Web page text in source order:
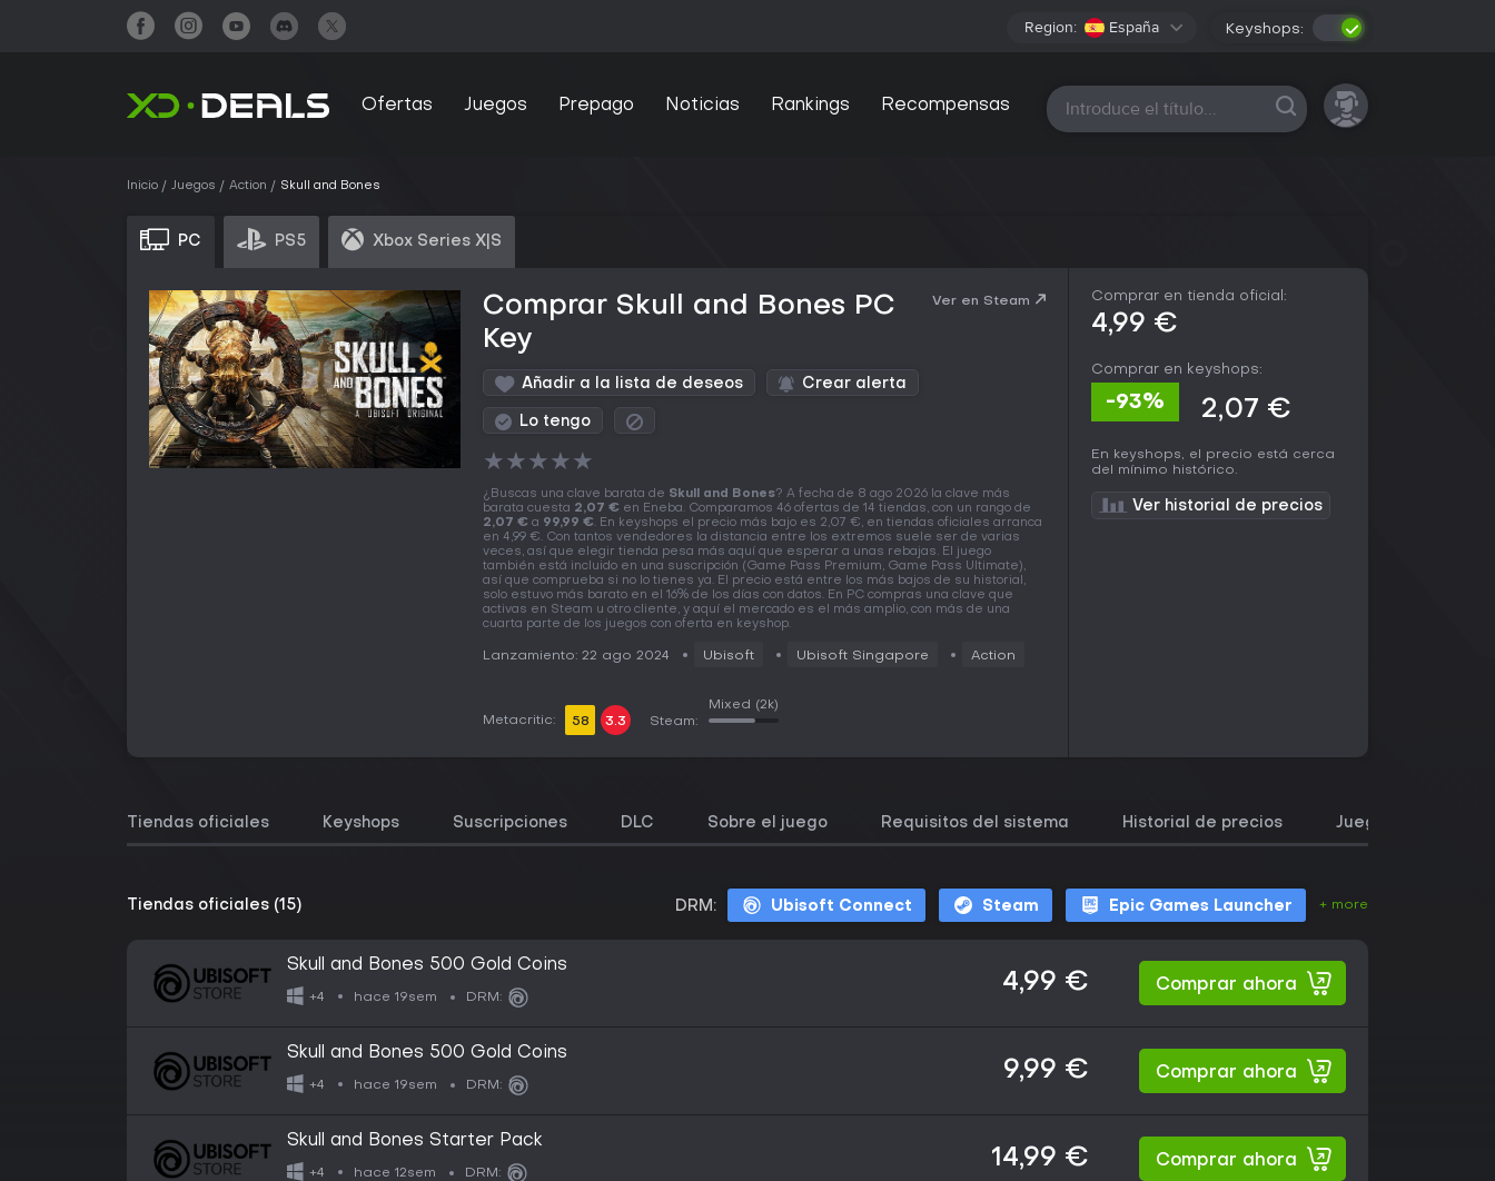
Region: España Keyshops:
Ofertas Juegos Prepago Noticias Rankings Recompensas Todas las plataformas
Inicio Juegos Action Skull and Bones
PC PS5 Xbox Series X|S
Comprar Skull and Bones PC
Key
Ver en Steam
Añadir a la lista de deseos Crear alerta
Lo tengo
★★★★★
¿Buscas una clave barata de Skull and Bones? A fecha de 8 ago 2026 la clave más
barata cuesta 2,07 € en Eneba. Comparamos 46 ofertas de 14 tiendas, con un rango de
2,07 € a 99,99 €. En keyshops el precio más bajo es 2,07 €, en tiendas oficiales arranca
en 4,99 €. Con tantos vendedores la distancia entre los extremos suele ser de varias
veces, así que elegir tienda pesa más aquí que esperar a unas rebajas. El juego
también está incluido en una suscripción (Game Pass Premium, Game Pass Ultimate),
así que comprueba si no lo tienes ya. El precio está entre los más bajos de su historial,
solo estuvo más barato en el 16% de los días con datos. En PC compras una clave que
activas en Steam u otro cliente, y aquí el mercado es el más amplio, con más de una
cuarta parte de los juegos con oferta en keyshop.
Lanzamiento: 22 ago 2024 Ubisoft Ubisoft Singapore Action
Metacritic: 58 3.3 Steam:
Mixed (2k)
Comprar en tienda oficial:
4,99 €
Comprar en keyshops:
-93% 2,07 €
En keyshops, el precio está cerca
del mínimo histórico.
Ver historial de precios
Tiendas oficiales Keyshops Suscripciones DLC Sobre el juego Requisitos del sistema Historial de precios Juegos similares
Tiendas oficiales (15) DRM: Ubisoft Connect Steam Epic Games Launcher + more
Skull and Bones 500 Gold Coins
+4 hace 19sem DRM:
4,99 € Comprar ahora
Skull and Bones 500 Gold Coins
+4 hace 19sem DRM:
9,99 € Comprar ahora
Skull and Bones Starter Pack
+4 hace 12sem DRM:
14,99 € Comprar ahora